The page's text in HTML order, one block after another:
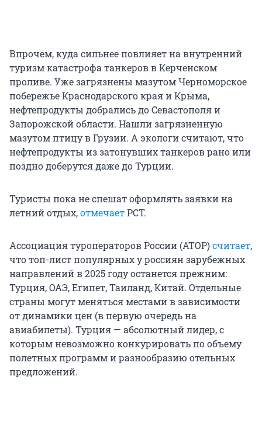
Впрочем, куда сильнее повлияет на внутренний
туризм катастрофа танкеров в Керченском
проливе. Уже загрязнены мазутом Черноморское
побережье Краснодарского края и Крыма,
нефтепродукты добрались до Севастополя и
Запорожской области. Нашли загрязненную
мазутом птицу в Грузии. А экологи считают, что
нефтепродукты из затонувших танкеров рано или
поздно доберутся даже до Турции.
Туристы пока не спешат оформлять заявки на
летний отдых,отмечаетРСТ.
Ассоциация туроператоров России (АТОР)считает,
что топ-лист популярных у россиян зарубежных
направлений в 2025 году останется прежним:
Турция, ОАЭ, Египет, Таиланд, Китай. Отдельные
страны могут меняться местами в зависимости
от динамики цен (в первую очередь на
авиабилеты). Турция — абсолютный лидер, с
которым невозможно конкурировать по объему
полетных программ и разнообразию отельных
предложений.